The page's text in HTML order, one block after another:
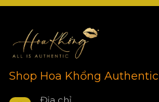
Shop Hoa Khổng Authentic
Địa chỉ